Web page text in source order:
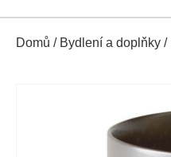
Domů / Bydlení a doplňky /